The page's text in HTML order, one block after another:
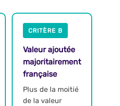
CRITÈRE B
Valeur ajoutée
majoritairement
française
Plus de la moitié
de la valeur